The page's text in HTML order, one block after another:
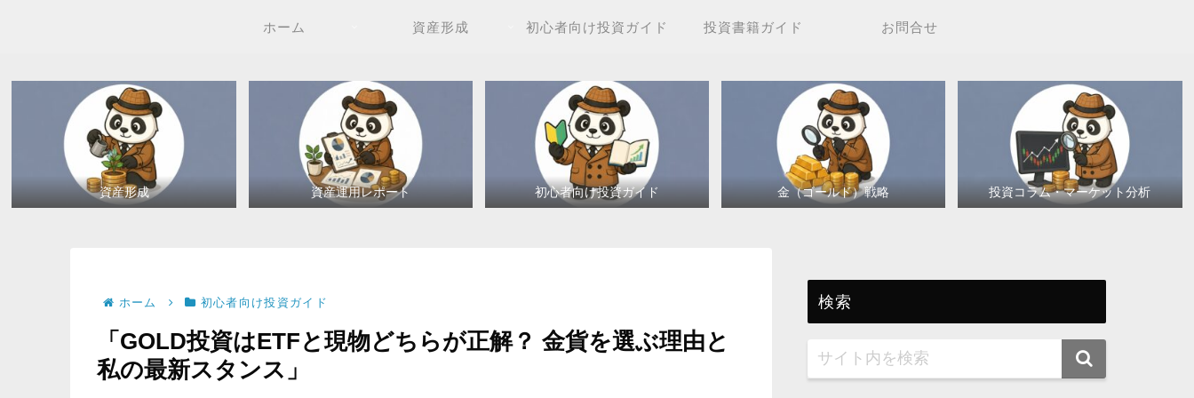
ホーム 資産形成 初心者向け投資ガイド 投資書籍ガイド お問合せ
資産形成 資産運用レポート 初心者向け投資ガイド 金（ゴールド）戦略 投資コラム・マーケット分析
ホーム 初心者向け投資ガイド
「GOLD投資はETFと現物どちらが正解？ 金貨を選ぶ理由と
私の最新スタンス」
検索